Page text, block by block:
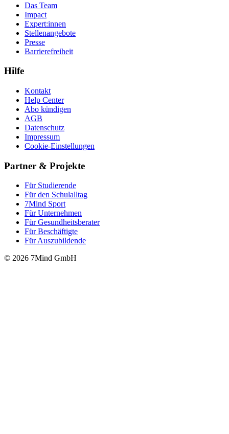
Das Team
Impact
Expert:innen
Stellenangebote
Presse
Barrierefreiheit
Hilfe
Kontakt
Help Center
Abo kündigen
AGB
Datenschutz
Impressum
Cookie-Einstellungen
Partner & Projekte
Für Stu­die­rende
Für den Schulalltag
7Mind Sport
Für Unter­neh­men
Für Gesund­heits­be­ra­ter
Für Beschäftigte
Für Auszubildende
© 2026 7Mind GmbH